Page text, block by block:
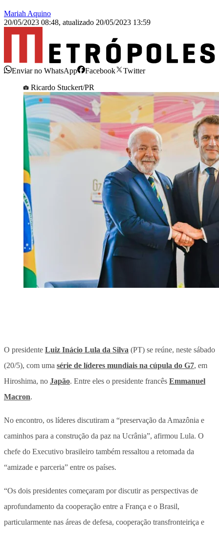
Mariah Aquino
20/05/2023 08:48, atualizado 20/05/2023 13:59
Enviar no WhatsApp Facebook
Twitter
Ricardo Stuckert/PR
O presidente Luiz Inácio Lula da Silva (PT) se reúne, neste sábado
(20/5), com uma série de líderes mundiais na cúpula do G7, em
Hiroshima, no Japão. Entre eles o presidente francês Emmanuel
Macron.
No encontro, os líderes discutiram a “preservação da Amazônia e
caminhos para a construção da paz na Ucrânia”, afirmou Lula. O
chefe do Executivo brasileiro também ressaltou a retomada da
“amizade e parceria” entre os países.
“Os dois presidentes começaram por discutir as perspectivas de
aprofundamento da cooperação entre a França e o Brasil,
particularmente nas áreas de defesa, cooperação transfronteiriça e